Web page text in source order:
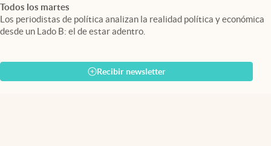
Todos los martes
Los periodistas de política analizan la realidad política y económica
desde un Lado B: el de estar adentro.
Recibir newsletter